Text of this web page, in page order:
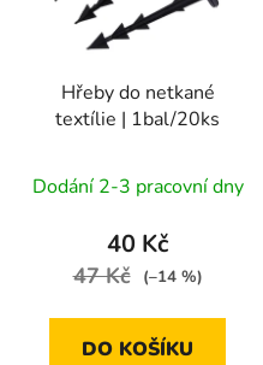
Hřeby do netkané
textílie | 1bal/20ks
Dodání 2-3 pracovní dny
40 Kč
47 Kč (–14 %)
DO KOŠÍKU